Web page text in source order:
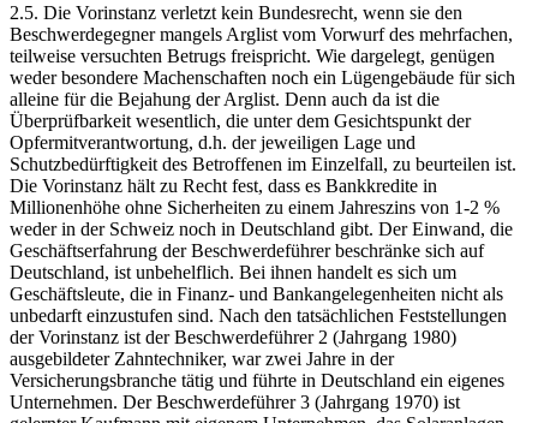
2.5. Die Vorinstanz verletzt kein Bundesrecht, wenn sie den
Beschwerdegegner mangels Arglist vom Vorwurf des mehrfachen,
teilweise versuchten Betrugs freispricht. Wie dargelegt, genügen
weder besondere Machenschaften noch ein Lügengebäude für sich
alleine für die Bejahung der Arglist. Denn auch da ist die
Überprüfbarkeit wesentlich, die unter dem Gesichtspunkt der
Opfermitverantwortung, d.h. der jeweiligen Lage und
Schutzbedürftigkeit des Betroffenen im Einzelfall, zu beurteilen ist.
Die Vorinstanz hält zu Recht fest, dass es Bankkredite in
Millionenhöhe ohne Sicherheiten zu einem Jahreszins von 1-2 %
weder in der Schweiz noch in Deutschland gibt. Der Einwand, die
Geschäftserfahrung der Beschwerdeführer beschränke sich auf
Deutschland, ist unbehelflich. Bei ihnen handelt es sich um
Geschäftsleute, die in Finanz- und Bankangelegenheiten nicht als
unbedarft einzustufen sind. Nach den tatsächlichen Feststellungen
der Vorinstanz ist der Beschwerdeführer 2 (Jahrgang 1980)
ausgebildeter Zahntechniker, war zwei Jahre in der
Versicherungsbranche tätig und führte in Deutschland ein eigenes
Unternehmen. Der Beschwerdeführer 3 (Jahrgang 1970) ist